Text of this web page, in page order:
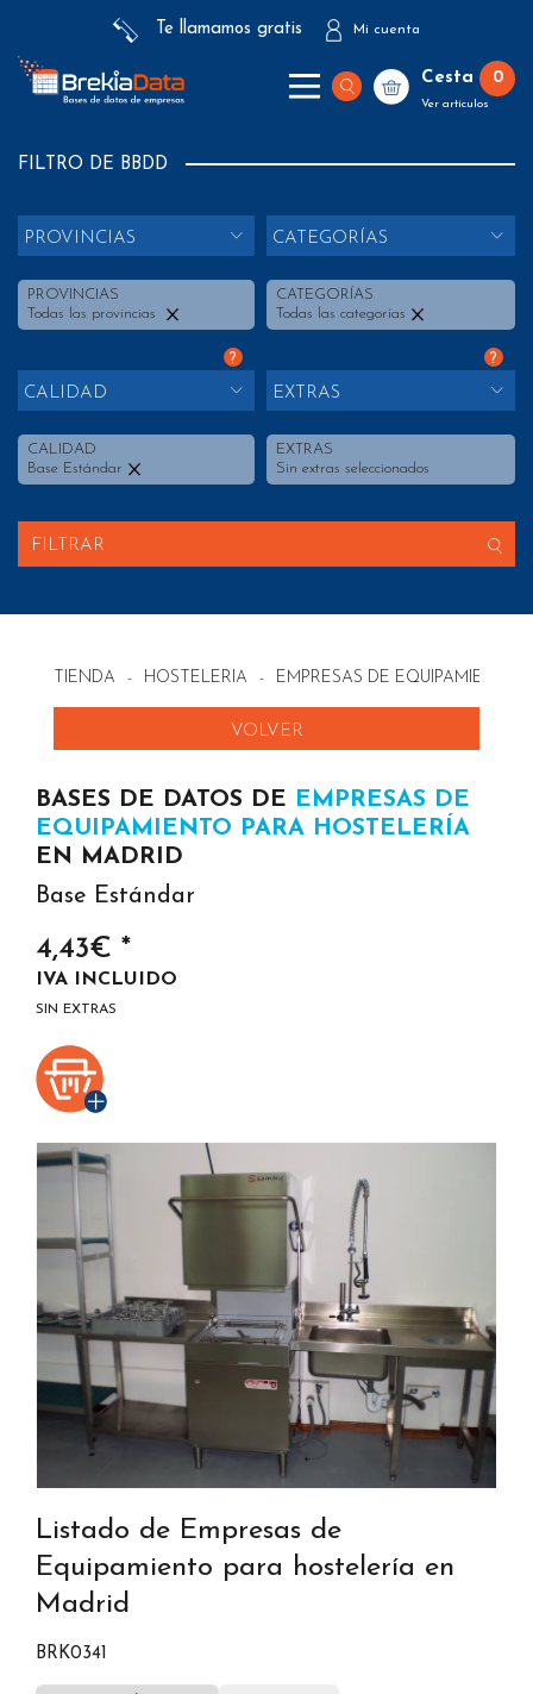
Te llamamos gratis Mi cuenta
Cesta 0
Ver artículos
FILTRO DE BBDD
PROVINCIAS
PROVINCIAS
Todas las provincias
CATEGORÍAS
CATEGORÍAS
Todas las categorías
?
CALIDAD
CALIDAD
Base Estándar
?
EXTRAS
EXTRAS
Sin extras seleccionados
FILTRAR
TIENDA - HOSTELERIA - EMPRESAS DE EQUIPAMIENTO
VOLVER
BASES DE DATOS DE EMPRESAS DE
EQUIPAMIENTO PARA HOSTELERÍA
EN MADRID
Base Estándar
4,43€ *
IVA INCLUIDO
SIN EXTRAS
Listado de Empresas de
Equipamiento para hostelería en
Madrid
BRK0341